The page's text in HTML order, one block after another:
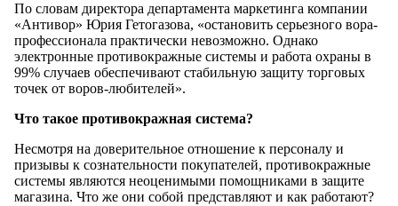
По словам директора департамента маркетинга компании
«Антивор» Юрия Гетогазова, «остановить серьезного вора-
профессионала практически невозможно. Однако
электронные противокражные системы и работа охраны в
99% случаев обеспечивают стабильную защиту торговых
точек от воров-любителей».
Что такое противокражная система?
Несмотря на доверительное отношение к персоналу и
призывы к сознательности покупателей, противокражные
системы являются неоценимыми помощниками в защите
магазина. Что же они собой представляют и как работают?